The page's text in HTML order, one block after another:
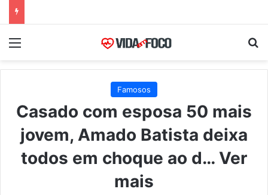
Menu
Famosos
Casado com esposa 50 mais
jovem, Amado Batista deixa
todos em choque ao d… Ver
mais